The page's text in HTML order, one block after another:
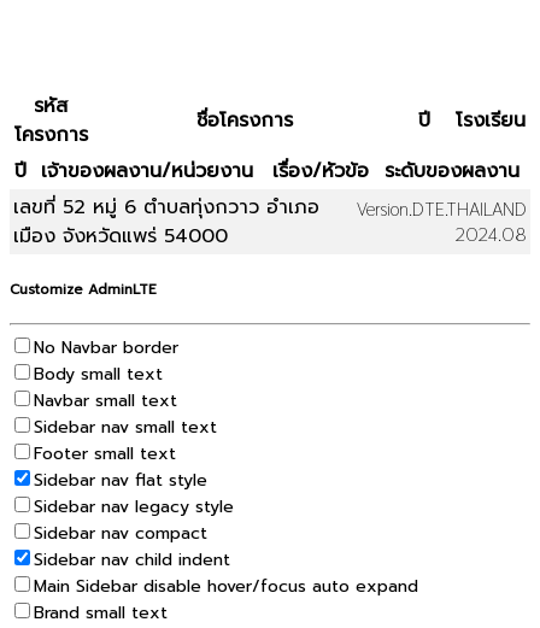
รหัส
โครงการ
ชื่อโครงการ ปี
โรงเรียน
ปี เจ้าของผลงาน/หน่วยงาน เรื่อง/หัวข้อ
ระดับของผลงาน
เลขที่ 52 หมู่ 6 ตำบลทุ่งกวาว อำเภอ
เมือง จังหวัดแพร่ 54000
Version.DTE.THAILAND
2024.08
Customize AdminLTE
No Navbar border
Body small text
Navbar small text
Sidebar nav small text
Footer small text
Sidebar nav flat style
Sidebar nav legacy style
Sidebar nav compact
Sidebar nav child indent
Main Sidebar disable hover/focus auto expand
Brand small text